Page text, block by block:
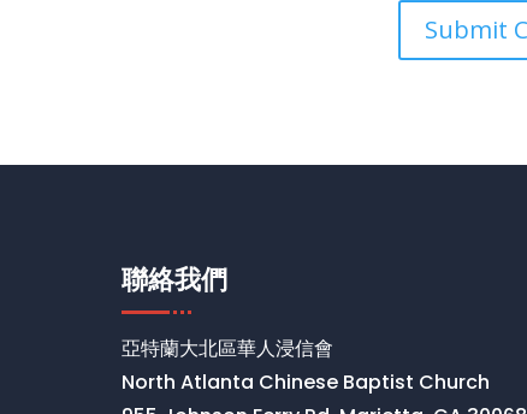
聯絡我們
亞特蘭大北區華人浸信會
North Atlanta Chinese Baptist Church